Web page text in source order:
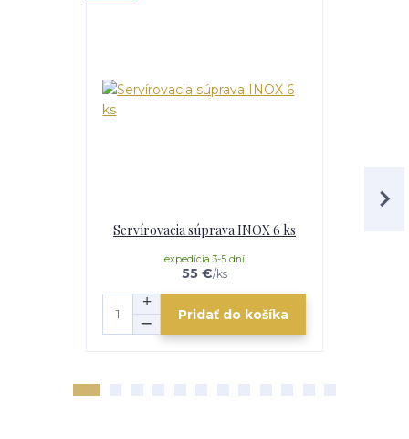
Servírovacia súprava INOX 6 ks
55 €/ks
expedícia 3-5 dní
Pridať do košíka